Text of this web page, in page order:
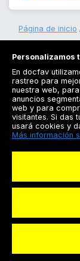
Página de inicio
Docfav
©
Personalizamos
En docfav
rastreo para
nuestra web,
anuncios
web y para
visitantes. Si das
usará cookies y
Más información